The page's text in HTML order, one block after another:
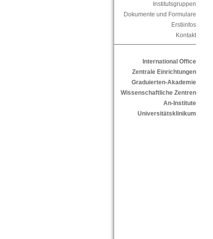
Institutsgruppen
Dokumente und Formulare
Erstiinfos
Kontakt
International Office
Zentrale Einrichtungen
Graduierten-Akademie
Wissenschaftliche Zentren
An-Institute
Universitätsklinikum